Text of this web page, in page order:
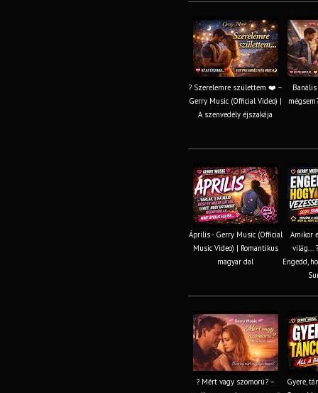
? Szerelemre születtem ❤️ –
Gerry Music (Official Video) |
A szenvedély éjszakája
Április - Gerry Music (Official
Music Video) | Romantikus
magyar dal
Amikor
világ...
Engedd,
? Mért vagy szomorú? –
Gyere,